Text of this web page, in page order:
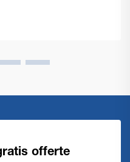
offerte